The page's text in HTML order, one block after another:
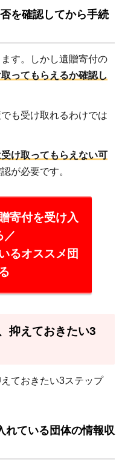
を確認してから手続
す。しかし遺贈寄付の
ってもらえるか確認し
も受け取れるわけでは
け取ってもらえない可
が必要です。
寄付を受け入
／
るオススメ団
抑えておきたい3
ておきたい3ステップ
れている団体の情報収